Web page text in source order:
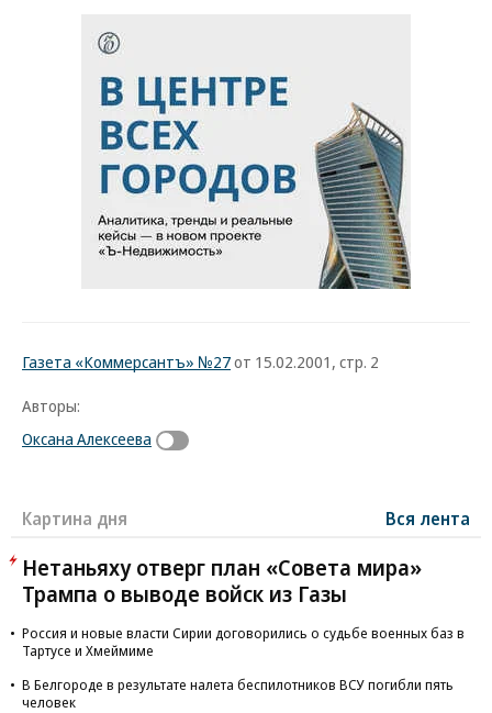
Газета «Коммерсантъ» №27от 15.02.2001, стр. 2
Авторы:
Оксана Алексеева
Картина дня Вся лента
Нетаньяху отверг план «Совета мира»
Трампа о выводе войск из Газы
Россия и новые власти Сирии договорились о судьбе военных баз в
Тартусе и Хмеймиме
В Белгороде в результате налета беспилотников ВСУ погибли пять
человек